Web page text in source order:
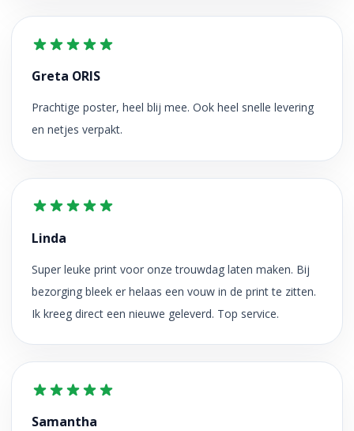
Greta ORIS
Prachtige poster, heel blij mee. Ook heel snelle levering
en netjes verpakt.
Linda
Super leuke print voor onze trouwdag laten maken. Bij
bezorging bleek er helaas een vouw in de print te zitten.
Ik kreeg direct een nieuwe geleverd. Top service.
Samantha